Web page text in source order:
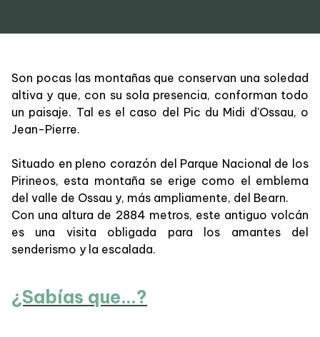
Son pocas las montañas que conservan una soledad
altiva y que, con su sola presencia, conforman todo
un paisaje. Tal es el caso del Pic du Midi d'Ossau, o
Jean-Pierre.
Situado en pleno corazón del Parque Nacional de los
Pirineos, esta montaña se erige como el emblema
del valle de Ossau y, más ampliamente, del Bearn.
Con una altura de 2884 metros, este antiguo volcán
es una visita obligada para los amantes del
senderismo y la escalada.
¿Sabías que...?